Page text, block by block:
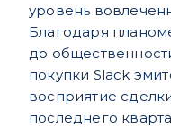
уровень
Благодаря
до
покупки Slack
восприятие
последнего